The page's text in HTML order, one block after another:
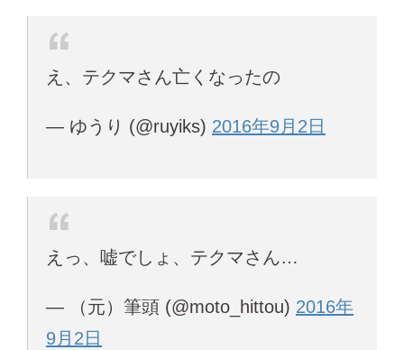
え、テクマさん亡くなったの
— ゆうり (@ruyiks) 2016年9月2日
えっ、嘘でしょ、テクマさん…
— （元）筆頭 (@moto_hittou) 2016年
9月2日